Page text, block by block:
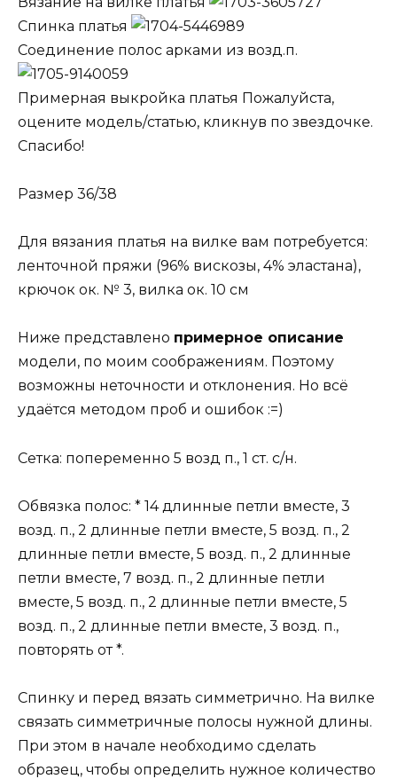
Спинка платья
Соединение полос арками из возд.п.
Примерная выкройка платья Пожалуйста,
оцените модель/статью, кликнув по звездочке.
Спасибо!
Размер 36/38
Для вязания платья на вилке вам потребуется:
ленточной пряжи (96% вискозы, 4% эластана),
крючок ок. № 3, вилка ок. 10 см
Ниже представлено примерное описание
модели, по моим соображениям. Поэтому
возможны неточности и отклонения. Но всё
удаётся методом проб и ошибок :=)
Сетка: попеременно 5 возд п., 1 ст. с/н.
Обвязка полос: * 14 длинные петли вместе, 3
возд. п., 2 длинные петли вместе, 5 возд. п., 2
длинные петли вместе, 5 возд. п., 2 длинные
петли вместе, 7 возд. п., 2 длинные петли
вместе, 5 возд. п., 2 длинные петли вместе, 5
возд. п., 2 длинные петли вместе, 3 возд. п.,
повторять от *.
Спинку и перед вязать симметрично. На вилке
связать симметричные полосы нужной длины.
При этом в начале необходимо сделать
образец, чтобы определить нужное количество